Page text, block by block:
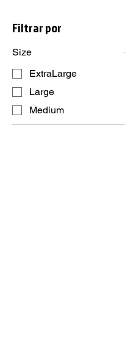
Filtrar por
Size
ExtraLarge
Large
Medium